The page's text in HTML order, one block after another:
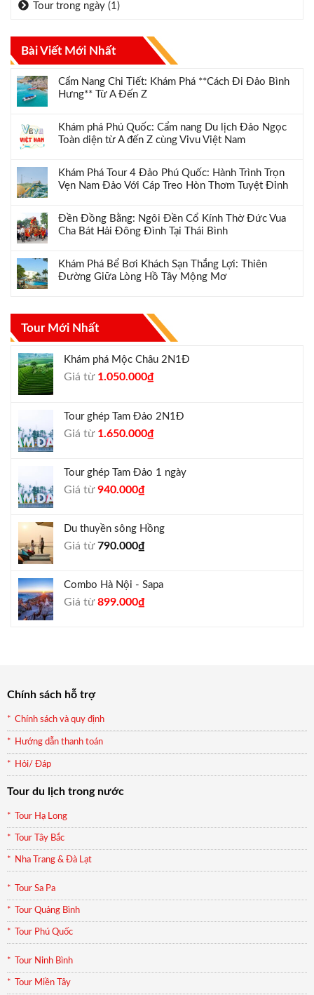
Tour trong ngày (1)
Bài Viết Mới Nhất
Cẩm Nang Chi Tiết: Khám Phá **Cách Đi Đảo Bình
Hưng** Từ A Đến Z
Khám phá Phú Quốc: Cẩm nang Du lịch Đảo Ngọc
Toàn diện từ A đến Z cùng Vivu Việt Nam
Khám Phá Tour 4 Đảo Phú Quốc: Hành Trình Trọn
Vẹn Nam Đảo Với Cáp Treo Hòn Thơm Tuyệt Đỉnh
Đền Đồng Bằng: Ngôi Đền Cổ Kính Thờ Đức Vua
Cha Bát Hải Đông Đình Tại Thái Bình
Khám Phá Bể Bơi Khách Sạn Thắng Lợi: Thiên
Đường Giữa Lòng Hồ Tây Mộng Mơ
Tour Mới Nhất
Khám phá Mộc Châu 2N1Đ
Giá từ Giá
1.300.000₫.
1.050.000₫Giá
là:
Tour ghép Tam Đảo 2N1Đ
Giá từ Giá
1.800.000₫.
1.650.000₫Giá
là:
Tour ghép Tam Đảo 1 ngày
Giá từGiá
1.000.000₫.
940.000₫Giá
là:
Du thuyền sông Hồng
Giá từ790.000₫
Combo Hà Nội - Sapa
Giá từGiá
899.000₫Giá
Chính sách hỗ trợ
Chính sách và quy định
Hướng dẫn thanh toán
Hỏi/ Đáp
Tour du lịch trong nước
Tour Hạ Long
Tour Tây Bắc
Nha Trang & Đà Lạt
Tour Sa Pa
Tour Quảng Bình
Tour Phú Quốc
Tour Ninh Bình
Tour Miền Tây